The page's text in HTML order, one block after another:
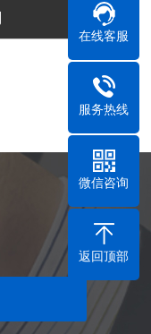
在线客服
服务热线
微信咨询
返回顶部